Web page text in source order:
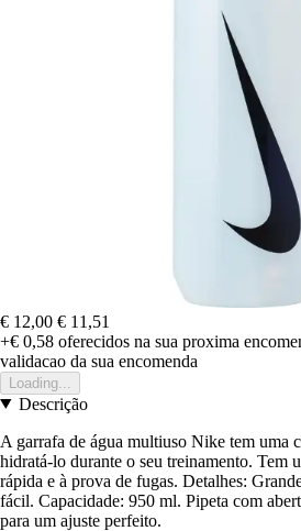
€ 12,00 € 11,51
+€ 0,58 oferecidos na sua proxima
validacao da sua encomenda
Loading...
Descrição
A garrafa de água multiuso Nike tem uma
hidratá-lo durante o seu treinamento. Tem
rápida e à prova de fugas. Detalhes:
fácil. Capacidade: 950 ml. Pipeta com
para um ajuste perfeito.